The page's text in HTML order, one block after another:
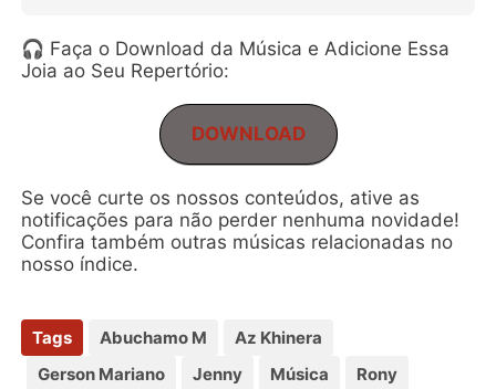
🎧 Faça o Download da Música e Adicione Essa
Joia ao Seu Repertório:
DOWNLOAD
Se você curte os nossos conteúdos, ative as
notificações para não perder nenhuma novidade!
Confira também outras músicas relacionadas no
nosso índice.
Tags Abuchamo M
Az Khinera
Gerson Mariano
Jenny Música Rony